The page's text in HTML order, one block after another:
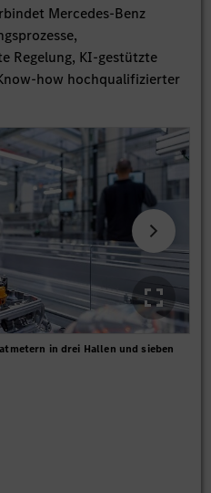
Mercedes-Benz
Regelung, KI-gestützte
how hochqualifizierter
in drei Hallen und sieben